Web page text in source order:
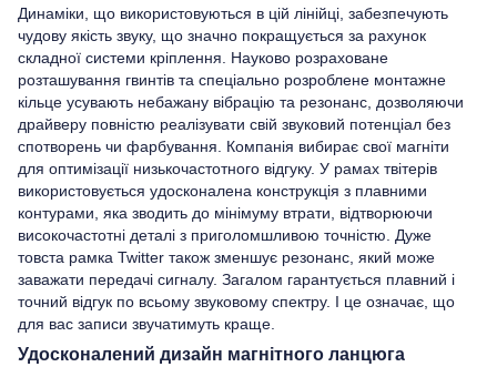
Динаміки, що використовуються в цій лінійці, забезпечують
чудову якість звуку, що значно покращується за рахунок
складної системи кріплення. Науково розраховане
розташування гвинтів та спеціально розроблене монтажне
кільце усувають небажану вібрацію та резонанс, дозволяючи
драйверу повністю реалізувати свій звуковий потенціал без
спотворень чи фарбування. Компанія вибирає свої магніти
для оптимізації низькочастотного відгуку. У рамах твітерів
використовується удосконалена конструкція з плавними
контурами, яка зводить до мінімуму втрати, відтворюючи
високочастотні деталі з приголомшливою точністю. Дуже
товста рамка Twitter також зменшує резонанс, який може
заважати передачі сигналу. Загалом гарантується плавний і
точний відгук по всьому звуковому спектру. І це означає, що
для вас записи звучатимуть краще.
Удосконалений дизайн магнітного ланцюга